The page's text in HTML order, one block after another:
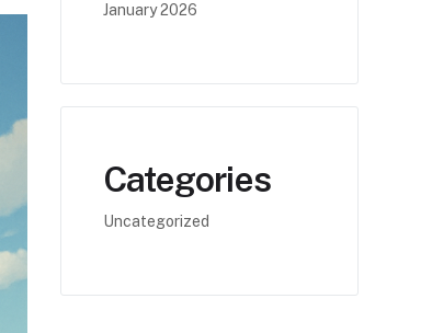
January 2026
Categories
Uncategorized